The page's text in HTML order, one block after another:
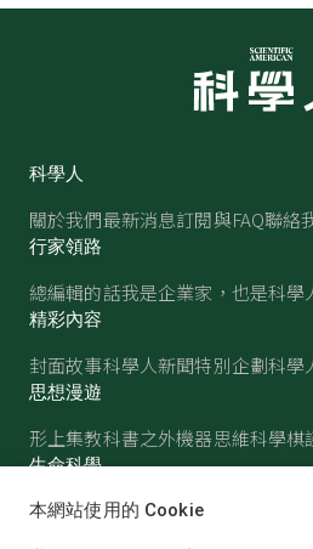
科學人
關於我們最新消息訂閱與FAQ聯絡
行家領路
總編輯的話我是企業家，也是科學
精彩內容
封面故事科學人新聞特別企劃科學
思想漫遊
形上集教科書之外機器思維科學棋
生命科學
醫學古生物心理學生態學
本網站使用的 Cookie